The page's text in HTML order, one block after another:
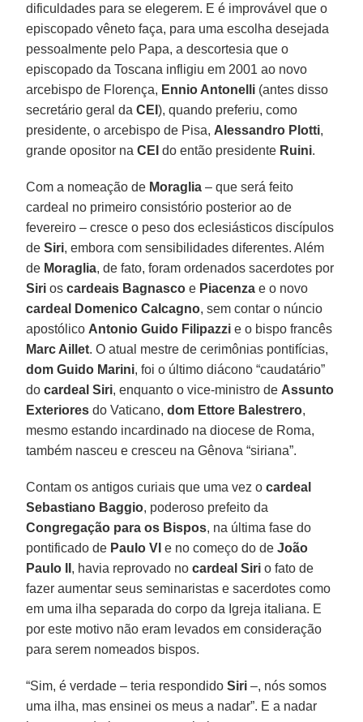
dificuldades para se elegerem. E é improvável que o
episcopado vêneto faça, para uma escolha desejada
pessoalmente pelo Papa, a descortesia que o
episcopado da Toscana infligiu em 2001 ao novo
arcebispo de Florença, Ennio Antonelli (antes disso
secretário geral daCEI), quando preferiu, como
presidente, o arcebispo de Pisa, Alessandro Plotti,
grande opositor naCEI do então presidente Ruini.
Com a nomeação de Moraglia – que será feito
cardeal no primeiro consistório posterior ao de
fevereiro – cresce o peso dos eclesiásticos discípulos
deSiri, embora com sensibilidades diferentes. Além
de Moraglia, de fato, foram ordenados sacerdotes por
Siri oscardeais Bagnasco e Piacenza e o novo
cardeal
Domenico Calcagno, sem contar o núncio
apostólico Antonio Guido Filipazzi e o bispo francês
Marc Aillet. O atual mestre de cerimônias pontifícias,
dom Guido Marini, foi o último diácono “caudatário”
docardeal Siri, enquanto o vice-ministro de Assunto
Exteriores do Vaticano,dom Ettore Balestrero,
mesmo estando incardinado na diocese de Roma,
também nasceu e cresceu na Gênova “siriana”.
Contam os antigos curiais que uma vez ocardeal
Sebastiano Baggio, poderoso prefeito da
Congregação para os Bispos, na última fase do
pontificado de Paulo VI e no começo do deJoão
Paulo II , havia reprovado nocardeal Siri o fato de
fazer aumentar seus seminaristas e sacerdotes como
em uma ilha separada do corpo da Igreja italiana. E
por este motivo não eram levados em consideração
para serem nomeados bispos.
“Sim, é verdade – teria respondidoSiri –, nós somos
uma ilha, mas ensinei os meus a nadar”. E a nadar